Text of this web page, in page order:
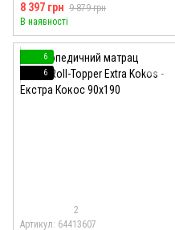
8 397 грн 9 879 грн
В наявності
6
6
2
Артикул: 64413607